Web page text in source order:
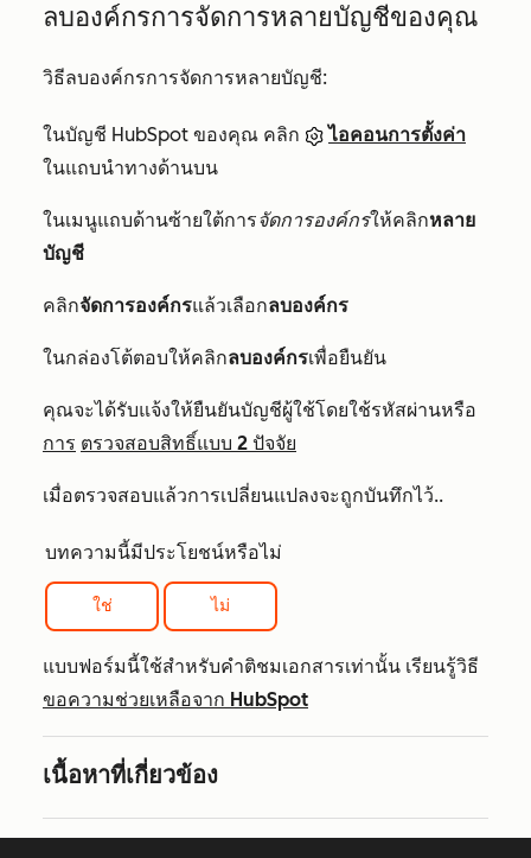
ลบองค์กรการจัดการหลายบัญชีของคุณ
วิธีลบองค์กรการจัดการหลายบัญชี:
ในบัญชี HubSpot ของคุณ คลิก
ไอคอนการตั้งค่า
ในแถบนำทางด้านบน
ในเมนูแถบด้านซ้ายใต้การจัดการองค์กรให้คลิกหลาย
บัญชี
คลิกจัดการองค์กรแล้วเลือกลบองค์กร
ในกล่องโต้ตอบให้คลิกลบองค์กรเพื่อยืนยัน
คุณจะได้รับแจ้งให้ยืนยันบัญชีผู้ใช้โดยใช้รหัสผ่านหรือ
การ ตรวจสอบสิทธิ์แบบ 2 ปัจจัย
เมื่อตรวจสอบแล้วการเปลี่ยนแปลงจะถูกบันทึกไว้..
บทความนี้มีประโยชน์หรือไม่
ใช่ ไม่
แบบฟอร์มนี้ใช้สำหรับคำติชมเอกสารเท่านั้น เรียนรู้วิธี
ขอความช่วยเหลือจาก HubSpot
เนื้อหาที่เกี่ยวข้อง